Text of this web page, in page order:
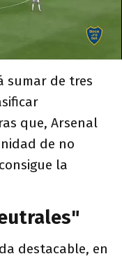
sumar de tres
que, Arsenal
de no
la
destacable, en